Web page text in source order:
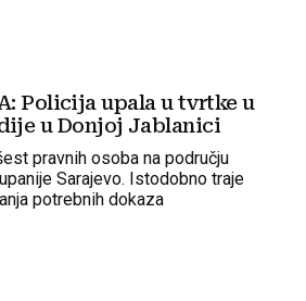
Policija upala u tvrtke u
u Donjoj Jablanici
pravnih osoba na području
Sarajevo. Istodobno traje
potrebnih dokaza